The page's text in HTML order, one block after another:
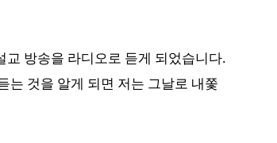
방송을 라디오로 듣게 되었습니다.
는 것을 알게 되면 저는 그날로 내쫓